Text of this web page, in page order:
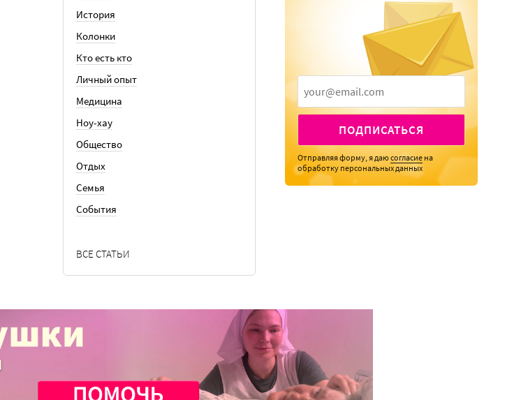
История
Колонки
Кто есть кто
Личный опыт
Медицина
Ноу-хау
Общество
Отдых
Семья
События
ВСЕ СТАТЬИ
ПОДПИСАТЬСЯ
Отправляя форму, я даюсогласие на
обработку персональных данных